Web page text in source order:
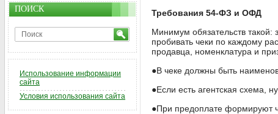
Требования 54-ФЗ и ОФД
Минимум обязательств такой:
пробивать чеки по каждому
продавца, номенклатура и
●В чеке должны быть
●Если есть агентская схема,
●При предоплате формируют
ПОИСК
Использование информации
сайта
Условия использования сайта